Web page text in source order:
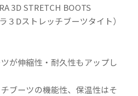
3D STRETCH BOOTS
３Dストレッチブーツタイト）
が伸縮性・耐久性もアップし
ブーツの機能性、保温性はそ